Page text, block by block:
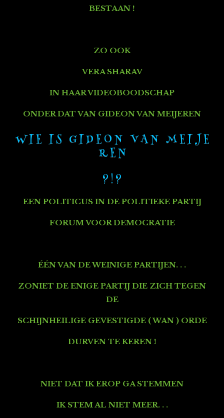
BESTAAN !
ZO OOK
VERA SHARAV
IN HAAR VIDEOBOODSCHAP
ONDER DAT VAN GIDEON VAN MEIJEREN
W I E I S G I D E O N V A N M E I J E
R E N
? ! ?
EEN POLITICUS IN DE POLITIEKE PARTIJ
FORUM VOOR DEMOCRATIE
ÉÉN VAN DE WEINIGE PARTIJEN. . .
ZONIET DE ENIGE PARTIJ DIE ZICH TEGEN
DE
SCHIJNHEILIGE GEVESTIGDE ( WAN ) ORDE
DURVEN TE KEREN !
NIET DAT IK EROP GA STEMMEN
IK STEM AL NIET MEER. . .